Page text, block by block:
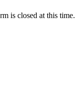
is closed at this time.